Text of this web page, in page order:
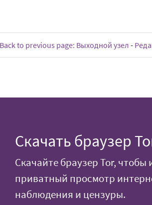
to previous page: Выходной узел -
Скачать браузер
Скачайте браузер Tor,
приватный просмотр
наблюдения и цензуры.